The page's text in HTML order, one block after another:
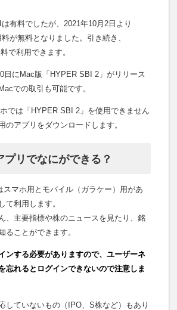
有料でしたが、2021年10月2日より
が無料となりました。引き続き、
で利用できます。
日にMac版「HYPER SBI 2」がリリース
での取引も可能です。
では「HYPER SBI 2」を使用できません
のアプリをダウンロードします。
プリでなにができる？
スマホ用とモバイル（ガラケー）用があ
て利用します。
、主要指標や株のニュースを見たり、銘
ることができます。
ンする必要がありますので、ユーザーネ
忘れるとログインできないので注意しま
していないもの（IPO、S株など）もあり